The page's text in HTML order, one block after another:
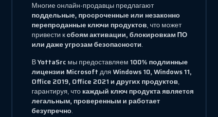
Многие онлайн-продавцы предлагают
поддельные, просроченные или незаконно
перепроданные ключи продуктов, что может
привести ксбоям активации, блокировкам ПО
или даже угрозам безопасности.
ВYottaSrc мы предоставляем 100% подлинные
лицензии MicrosoftдляWindows 10, Windows 11,
Office 2019, Office 2021 и других продуктов,
гарантируя, чтокаждый ключ продукта является
легальным, проверенным и работает
безупречно.